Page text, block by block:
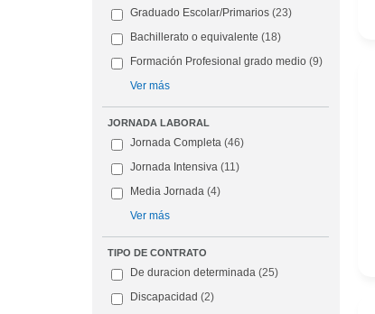
Graduado Escolar/Primarios (23)
Bachillerato o equivalente (18)
Formación Profesional grado medio (9)
Ver más
JORNADA LABORAL
Jornada Completa (46)
Jornada Intensiva (11)
Media Jornada (4)
Ver más
TIPO DE CONTRATO
De duracion determinada (25)
Discapacidad (2)